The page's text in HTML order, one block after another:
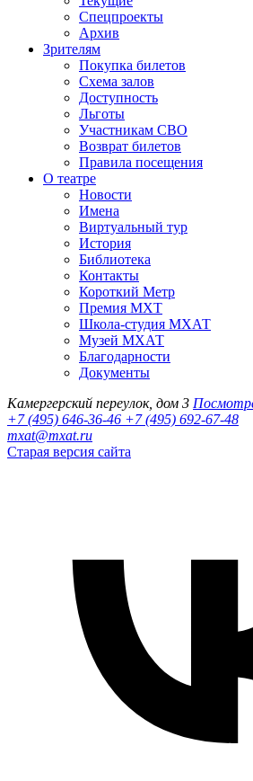
Спецпроекты
Архив
Зрителям
Покупка билетов
Схема залов
Доступность
Льготы
Участникам СВО
Возврат билетов
Правила посещения
О театре
Новости
Имена
Виртуальный тур
История
Библиотека
Контакты
Короткий Метр
Премия МХТ
Школа-студия МХАТ
Музей МХАТ
Благодарности
Документы
Камергерский переулок, дом 3
+7 (495) 646-36-46 +7 (495) 692-67-48‬
mxat@mxat.ru
Старая версия сайта